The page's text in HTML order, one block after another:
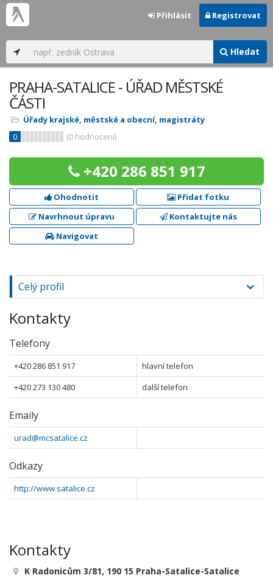
Hledat
Přihlásit Registrovat
PRAHA-SATALICE - ÚŘAD MĚSTSKÉ
ČÁSTI
Úřady krajské, městské a obecní, magistráty
0
(0 hodnocení)
+420 286 851 917
Ohodnotit
Přidat fotku
Navrhnout úpravu
Kontaktujte nás
Navigovat
Celý profil
Kontakty
Telefony
+420 286 851 917
hlavní telefon
+420 273 130 480
další telefon
Emaily
urad@mcsatalice.cz
Odkazy
http://www.satalice.cz
Kontakty
K Radonicům 3/81, 190 15 Praha-Satalice-Satalice